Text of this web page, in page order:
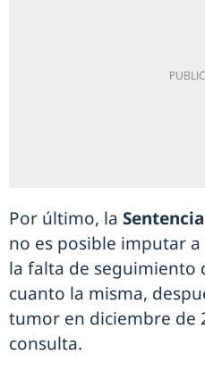
Por último, la Sentencia
no es posible imputar
la falta de seguimiento
cuanto la misma,
tumor en diciembre de
consulta.